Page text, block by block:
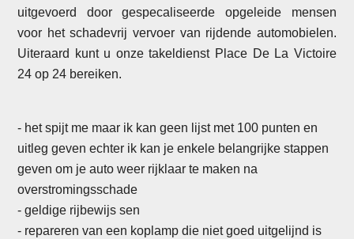
uitgevoerd door gespecaliseerde opgeleide mensen
voor het schadevrij vervoer van rijdende automobielen.
Uiteraard kunt u onze takeldienst Place De La Victoire
24 op 24 bereiken.
- het spijt me maar ik kan geen lijst met 100 punten en
uitleg geven echter ik kan je enkele belangrijke stappen
geven om je auto weer rijklaar te maken na
overstromingsschade
- geldige rijbewijs sen
- repareren van een koplamp die niet goed uitgelijnd is